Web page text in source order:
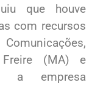
que houve
com recursos
(MA) e
a empresa